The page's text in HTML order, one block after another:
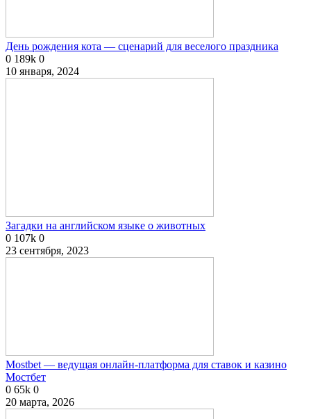
День рождения кота — сценарий для веселого праздника
0 189k 0
10 января, 2024
Загадки на английском языке о животных
0 107k 0
23 сентября, 2023
Mostbet — ведущая онлайн-платформа для ставок и казино
Мостбет
0 65k 0
20 марта, 2026